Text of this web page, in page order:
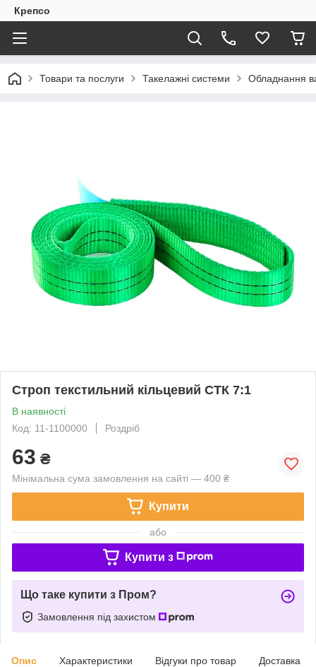
Крепсо
Товари та послуги Такелажні системи Обладнання
Строп текстильний кільцевий СТК 7:1
В наявності
Код: 11-1100000
Роздріб
63 ₴
Мінімальна сума замовлення на сайті — 400 ₴
Купити
або
Купити з
Що таке купити з Пром?
Замовлення під захистом
Опис Характеристики Відгуки про товар Доставка